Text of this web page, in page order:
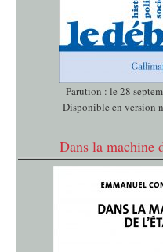
Parution : le 28
Disponible en version
Dans la machine